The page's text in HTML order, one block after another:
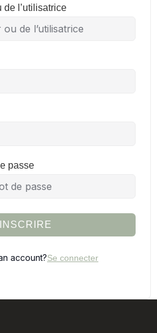
de l’utilisatrice
passe
account?Se connecter